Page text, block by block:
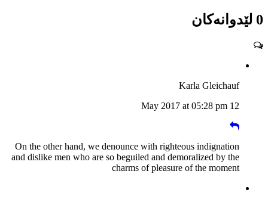
0 لێدوانەکان
Karla Gleichauf
12 May 2017 at 05:28 pm
On the other hand, we denounce with righteous indignation
and dislike men who are so beguiled and demoralized by the
charms of pleasure of the moment